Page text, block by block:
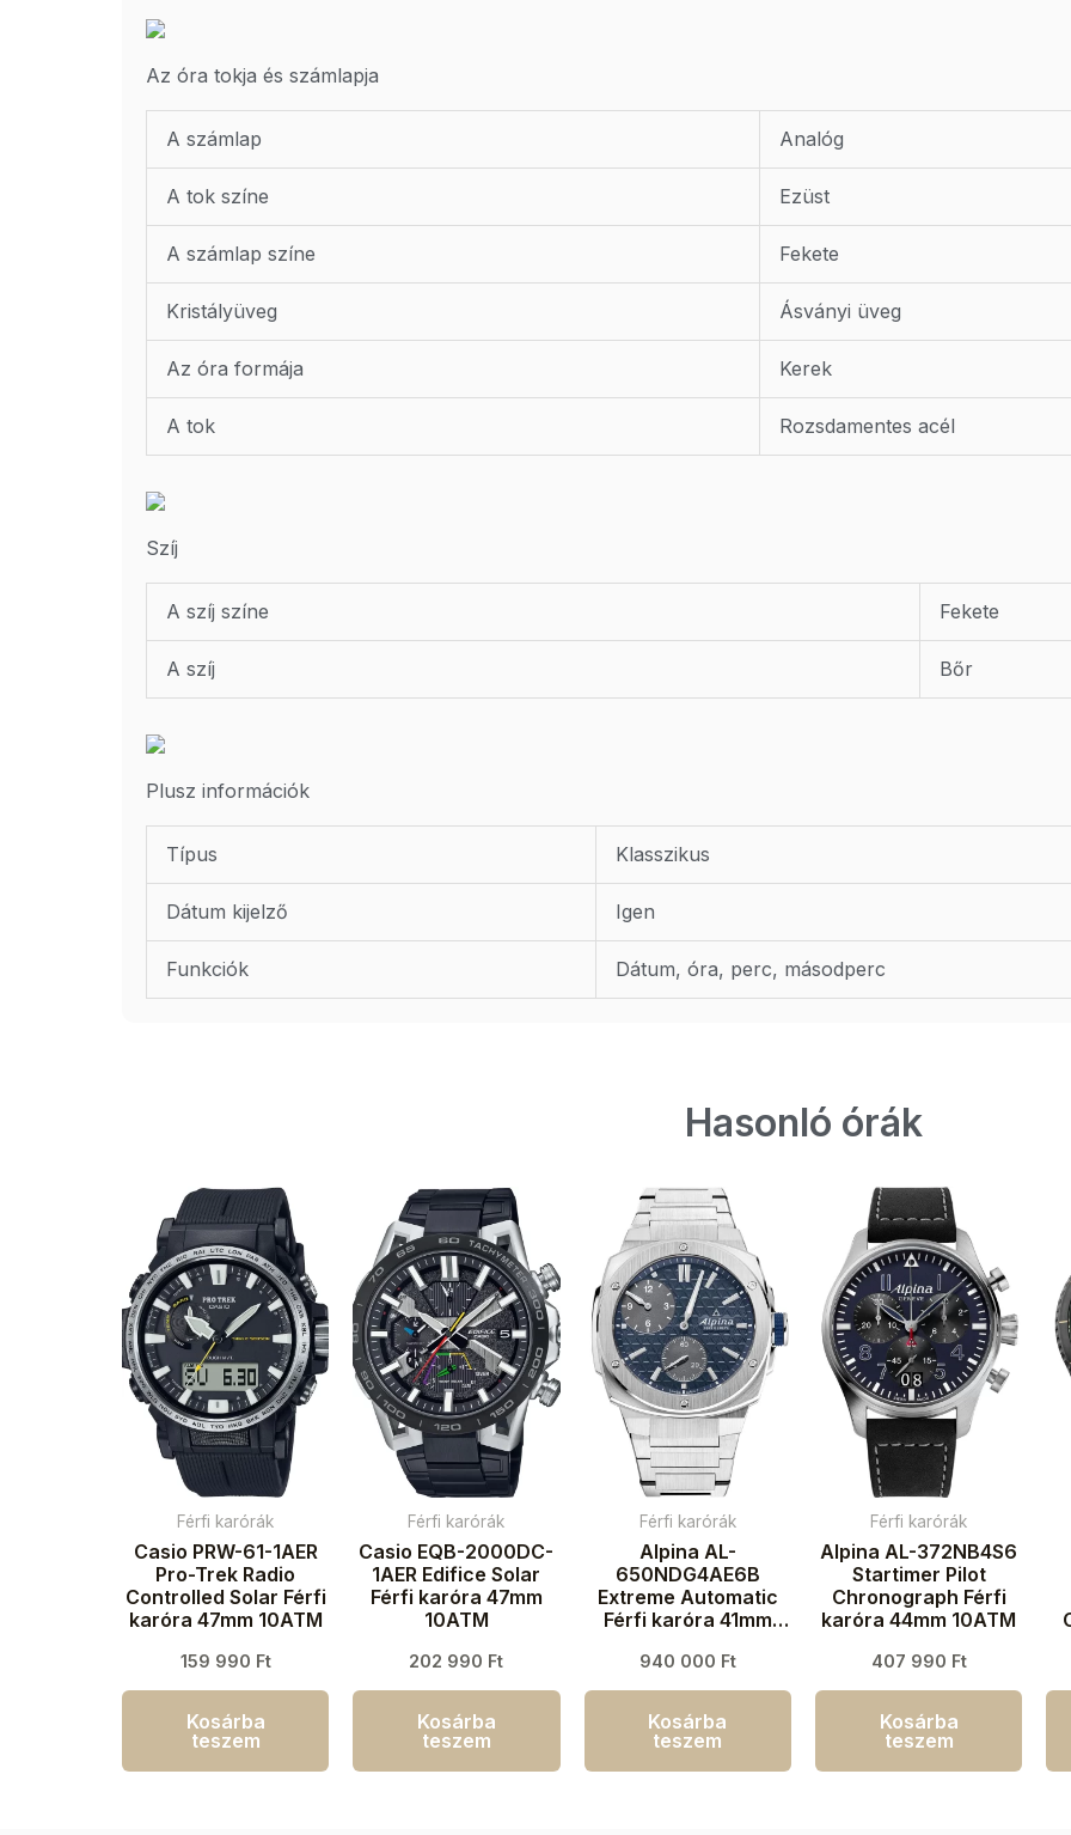
Az óra tokja és számlapja
A számlap Analóg
A tok színe Ezüst
A számlap színe Fekete
Kristályüveg Ásványi üveg
Az óra formája Kerek
A tok Rozsdamentes acél
Szíj
A szíj színe Fekete
A szíj Bőr
Plusz információk
Típus Klasszikus
Dátum kijelző Igen
Funkciók Dátum, óra, perc, másodperc
Hasonló órák
Férfi karórák
Casio PRW-61-1AER
Pro-Trek Radio
Controlled Solar Férfi
karóra 47mm 10ATM
159 990 Ft
Kosárba
teszem
Férfi karórák
Casio EQB-2000DC-
1AER Edifice Solar
Férfi karóra 47mm
10ATM
202 990 Ft
Kosárba
teszem
Férfi karórák
Alpina AL-
650NDG4AE6B
Extreme Automatic
Férfi karóra 41mm
940 000 Ft
Kosárba
teszem
Férfi karórák
Alpina AL-372NB4S6
Startimer Pilot
Chronograph Férfi
karóra 44mm 10ATM
407 990 Ft
Kosárba
teszem